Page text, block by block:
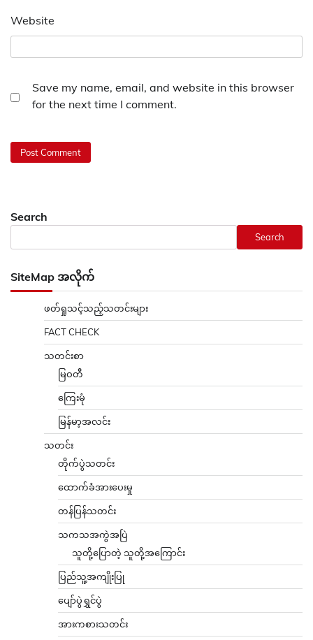
Website
Save my name, email, and website in this browser
for the next time I comment.
Search
Search
SiteMap အလိုက်
ဖတ်ရှုသင့်သည့်သတင်းများ
FACT CHECK
သတင်းစာ
မြဝတီ
ကြေးမုံ
မြန်မာ့အလင်း
သတင်း
တိုက်ပွဲသတင်း
ထောက်ခံအားပေးမှု
တန်ပြန်သတင်း
သကသအကွဲအပြဲ
သူတို့ပြောတဲ့ သူတို့အကြောင်း
ပြည်သူ့အကျိုးပြု
ပျော်ပွဲရွှင်ပွဲ
အားကစားသတင်း